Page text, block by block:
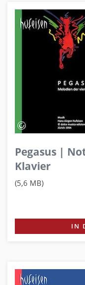
Pegasus |
Klavier
(5,6 MB)
IN